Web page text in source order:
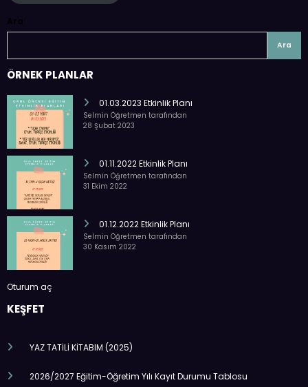
Ara
Ara
ÖRNEK PLANLAR
01.03.2023 Etkinlik Planı
Selmin Öğretmen tarafından
28 Şubat 2023
01.11.2022 Etkinlik Planı
Selmin Öğretmen tarafından
31 Ekim 2022
01.12.2022 Etkinlik Planı
Selmin Öğretmen tarafından
30 Kasım 2022
Oturum aç
KEŞFET
YAZ TATİLİ KİTABIM (2025)
2026/2027 Eğitim-Öğretim Yılı Kayıt Durumu Tablosu